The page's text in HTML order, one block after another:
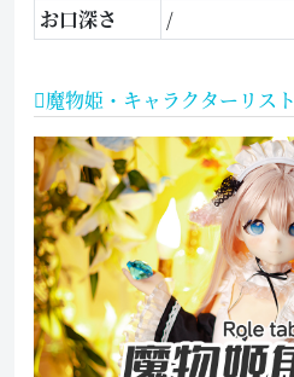
お口深さ
/
魔物姫・キャラクターリスト